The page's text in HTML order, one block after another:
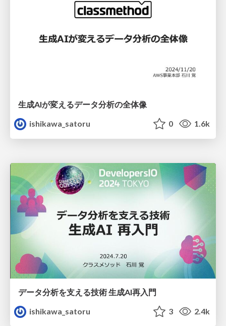
生成AIが変えるデータ分析の全体像
ishikawa_satoru
0 1.6k
データ分析を支える技術 生成AI再入門
ishikawa_satoru
3 2.4k